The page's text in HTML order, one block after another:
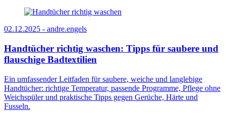
02.12.2025 - andre.engels
Handtücher richtig waschen: Tipps für saubere und
flauschige Badtextilien
Ein umfassender Leitfaden für saubere, weiche und langlebige
Handtücher: richtige Temperatur, passende Programme, Pflege ohne
Weichspüler und praktische Tipps gegen Gerüche, Härte und
Fusseln.